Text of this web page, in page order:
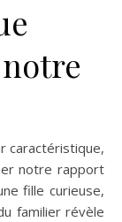
caractéristique,
notre rapport
fille curieuse,
familier révèle